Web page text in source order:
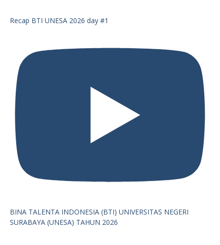
Recap BTI UNESA 2026 day #1
BINA TALENTA INDONESIA (BTI) UNIVERSITAS NEGERI
SURABAYA (UNESA) TAHUN 2026